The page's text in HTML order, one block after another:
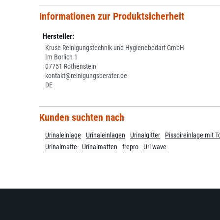
Informationen zur Produktsicherheit
Hersteller:
Kruse Reinigungstechnik und Hygienebedarf GmbH
Im Borlich 1
07751 Rothenstein
kontakt@reinigungsberater.de
DE
Kunden suchten nach
Urinaleinlage Urinaleinlagen Urinalgitter Pissoireinlage mit
Urinalmatte
Urinalmatten frepro Uri wave